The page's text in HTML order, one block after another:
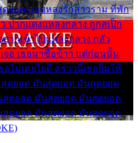
ยอด แอบหลงรักสาวราม ที่พัก
ปากแดงแหลงกลาง ถูกสเป็ก
ากเข้าไปแหลงกลาง กลัว
จอ เธอมาซื้อข้าว แต่ก่อนนั้น
อไม่เคยไยดี คราวนี้เธอยิ้มให้
สุดยอด มันสุดยอด มันสุดยอด
ดยอด มันสุดยอด มันสุดยอด
ดยอด มันสุดยอด มันสุดยอด